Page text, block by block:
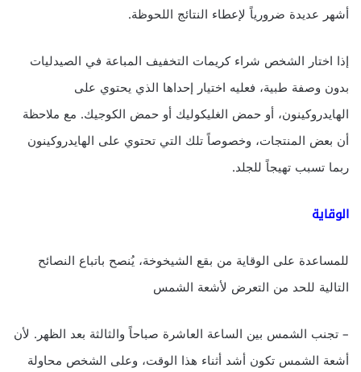
أشهر عديدة ضرورياً لإعطاء النتائج اللحوظة.
إذا اختار الشخص شراء كريمات التخفيف المباعة في الصيدليات
بدون وصفة طبية، فعليه اختيار إحداها الذي يحتوي على
الهايدروكينون، أو حمض الغليكوليك أو حمض الكوجيك. مع ملاحظة
أن بعض المنتجات، وخصوصاً تلك التي تحتوي على الهايدروكينون
ربما تسبب تهيجاً للجلد.
الوقاية
للمساعدة على الوقاية من بقع الشيخوخة، يُنصح باتباع النصائح
التالية للحد من التعرض لأشعة الشمس
– تجنب الشمس بين الساعة العاشرة صباحاً والثالثة بعد الظهر. لأن
أشعة الشمس تكون أشد أثناء هذا الوقت، وعلى الشخص محاولة